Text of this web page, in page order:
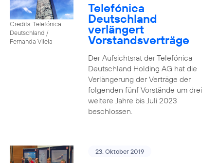
Credits: Telefónica
Deutschland /
Fernanda Vilela
Telefónica
Deutschland
verlängert
Vorstandsverträge
Der Aufsichtsrat der Telefónica
Deutschland Holding AG hat die
Verlängerung der Verträge der
folgenden fünf Vorstände um drei
weitere Jahre bis Juli 2023
beschlossen.
23. Oktober 2019